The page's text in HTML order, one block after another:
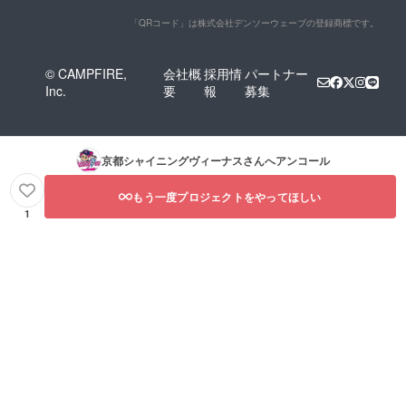
「QRコード」は株式会社デンソーウェーブの登録商標です。
© CAMPFIRE,
Inc.
会社概
要
採用情
報
パートナー
募集
京都シャイニングヴィーナスさんへアンコール
1
もう一度プロジェクトをやってほしい